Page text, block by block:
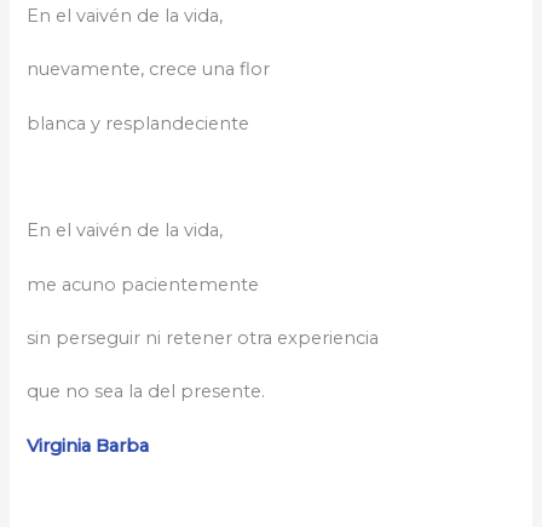
En el vaivén de la vida,
nuevamente, crece una flor
blanca y resplandeciente
En el vaivén de la vida,
me acuno pacientemente
sin perseguir ni retener otra experiencia
que no sea la del presente.
Virginia Barba